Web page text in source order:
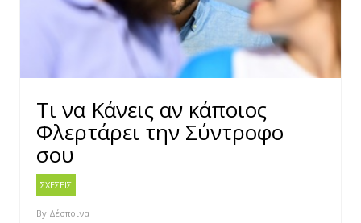
Τι να Κάνεις αν κάποιος
Φλερτάρει την Σύντροφο
σου
ΣΧΕΣΕΙΣ
By Δέσποινα